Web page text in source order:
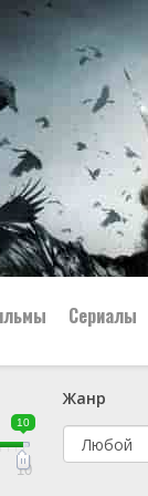
Сериалы
10
10
Жанр